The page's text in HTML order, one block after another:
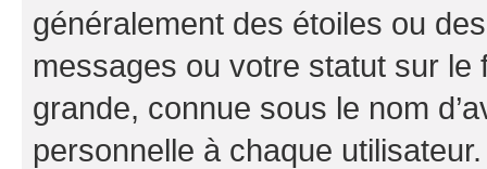
généralement des étoiles ou
messages ou votre statut sur
grande, connue sous le nom
personnelle à chaque utilisateur.